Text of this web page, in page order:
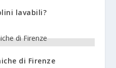
lavabili?
di Firenze